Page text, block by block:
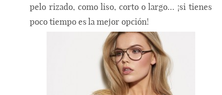
pelo rizado, como liso, corto o largo… ¡si tienes
poco tiempo es la mejor opción!